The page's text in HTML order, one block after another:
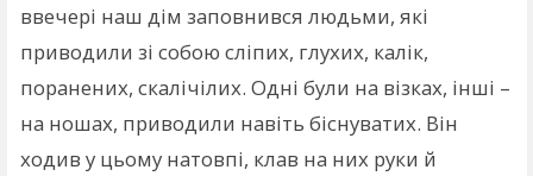
ввечері наш дім заповнився людьми, які
приводили зі собою сліпих, глухих, калік,
поранених, скалічілих. Одні були на візках, інші –
на ношах, приводили навіть біснуватих. Він
ходив у цьому натовпі, клав на них руки й